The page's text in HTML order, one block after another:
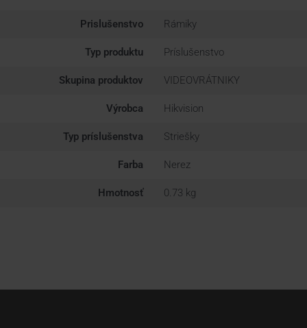
Prislušenstvo Rámiky
Typ produktu Príslušenstvo
Skupina produktov VIDEOVRÁTNIKY
Výrobca Hikvision
Typ príslušenstva Striešky
Farba Nerez
Hmotnosť 0.73 kg